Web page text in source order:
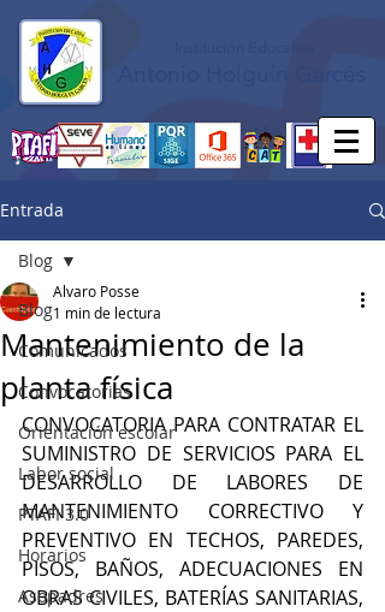
Entrada
Blog
Comunicados
Convocatorias
Orientación escolar
Labor social
PTAFI 3.0
Horarios
Asopadres
Blog
Mantenimiento de la
planta física
Alvaro Posse
1 min de lectura
CONVOCATORIA PARA CONTRATAR EL
SUMINISTRO DE SERVICIOS PARA EL
DESARROLLO DE LABORES DE
MANTENIMIENTO CORRECTIVO Y
PREVENTIVO EN TECHOS, PAREDES,
PISOS, BAÑOS, ADECUACIONES EN
OBRAS CIVILES, BATERÍAS SANITARIAS,